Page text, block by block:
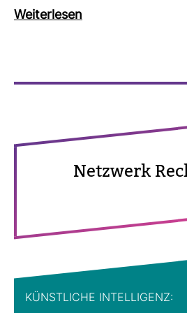
Wei­ter­lesen
Netz­werk
KÜNST­LICHE INTEL­LI­GENZ: